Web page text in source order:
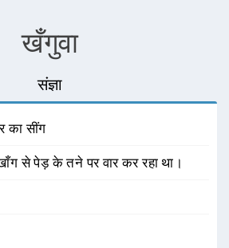
खँगुवा
संज्ञा
का सींग
से पेड़ के तने पर वार कर रहा था।